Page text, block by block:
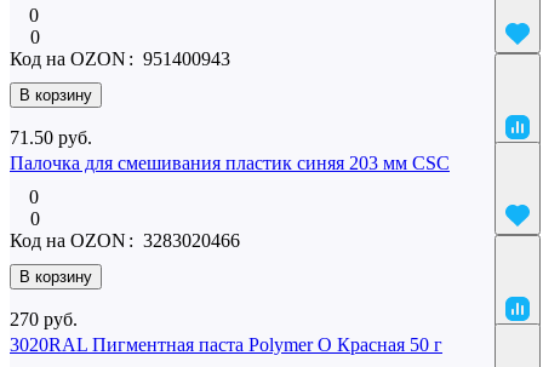
0
0
В корзину
Код на OZON : 951400943
71.50 руб.
Палочка для смешивания пластик синяя 203 мм CSC
0
0
В корзину
Код на OZON : 3283020466
270 руб.
3020RAL Пигментная паста Polymer O Красная 50 г